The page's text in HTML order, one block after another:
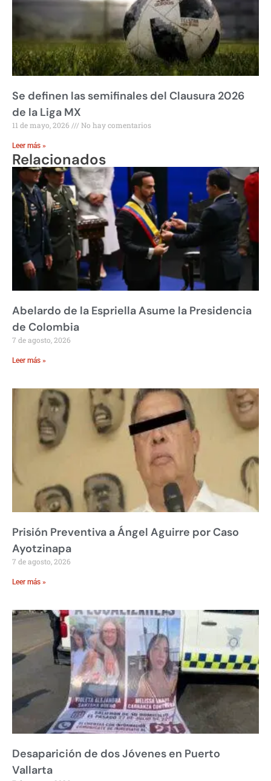
Se definen las semifinales del Clausura 2026
de la Liga MX
11 de mayo, 2026 No hay comentarios
Leer más »
Relacionados
Abelardo de la Espriella Asume la Presidencia
de Colombia
7 de agosto, 2026
Leer más »
Prisión Preventiva a Ángel Aguirre por Caso
Ayotzinapa
7 de agosto, 2026
Leer más »
Desaparición de dos Jóvenes en Puerto
Vallarta